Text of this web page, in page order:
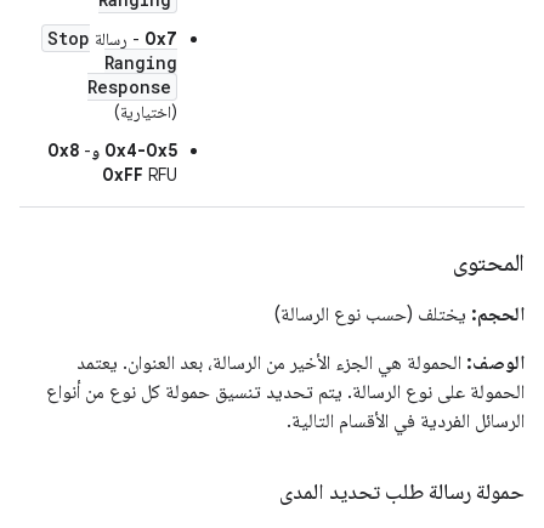
0x7 - رسالة Stop
Ranging
Response
(اختيارية)
‫0x4-0x5 و0x8
-
0xFF RFU
المحتوى
الحجم: يختلف (حسب نوع الرسالة)
الوصف: الحمولة هي الجزء الأخير من الرسالة، بعد العنوان. يعتمد
الحمولة على نوع الرسالة. يتم تحديد تنسيق حمولة كل نوع من أنواع
الرسائل الفردية في الأقسام التالية.
حمولة رسالة طلب تحديد المدى